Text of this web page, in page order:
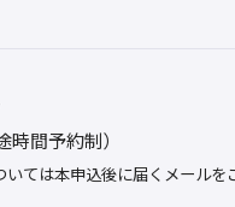
時間予約制）
ては本申込後に届くメールを